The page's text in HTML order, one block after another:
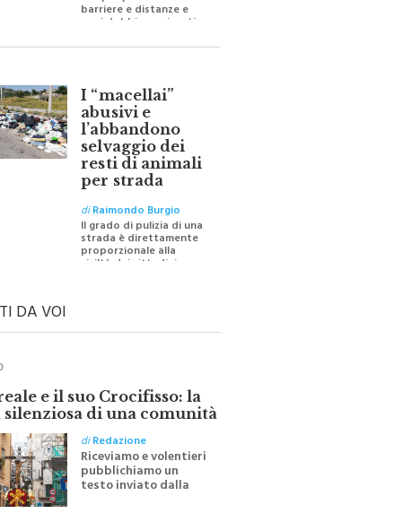
oggi dobbiamo ripartire
I “macellai”
abusivi e
l’abbandono
selvaggio dei
resti di animali
per strada
diRaimondo Burgio
Il grado di pulizia di una
strada è direttamente
proporzionale alla
civiltà dei cittadini
DA VOI
e il suo Crocifisso: la
di una comunità
diRedazione
Riceviamo e volentieri
pubblichiamo un
testo inviato dalla
scrittrice monrealese